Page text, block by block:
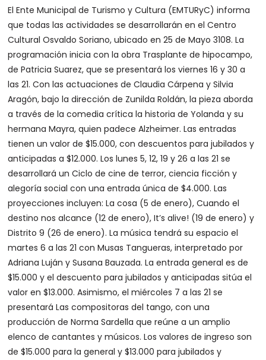
El Ente Municipal de Turismo y Cultura (EMTURyC) informa
que todas las actividades se desarrollarán en el Centro
Cultural Osvaldo Soriano, ubicado en 25 de Mayo 3108. La
programación inicia con la obra Trasplante de hipocampo,
de Patricia Suarez, que se presentará los viernes 16 y 30 a
las 21. Con las actuaciones de Claudia Cárpena y Silvia
Aragón, bajo la dirección de Zunilda Roldán, la pieza aborda
a través de la comedia crítica la historia de Yolanda y su
hermana Mayra, quien padece Alzheimer. Las entradas
tienen un valor de $15.000, con descuentos para jubilados y
anticipadas a $12.000. Los lunes 5, 12, 19 y 26 a las 21 se
desarrollará un Ciclo de cine de terror, ciencia ficción y
alegoría social con una entrada única de $4.000. Las
proyecciones incluyen: La cosa (5 de enero), Cuando el
destino nos alcance (12 de enero), It’s alive! (19 de enero) y
Distrito 9 (26 de enero). La música tendrá su espacio el
martes 6 a las 21 con Musas Tangueras, interpretado por
Adriana Luján y Susana Bauzada. La entrada general es de
$15.000 y el descuento para jubilados y anticipadas sitúa el
valor en $13.000. Asimismo, el miércoles 7 a las 21 se
presentará Las compositoras del tango, con una
producción de Norma Sardella que reúne a un amplio
elenco de cantantes y músicos. Los valores de ingreso son
de $15.000 para la general y $13.000 para jubilados y